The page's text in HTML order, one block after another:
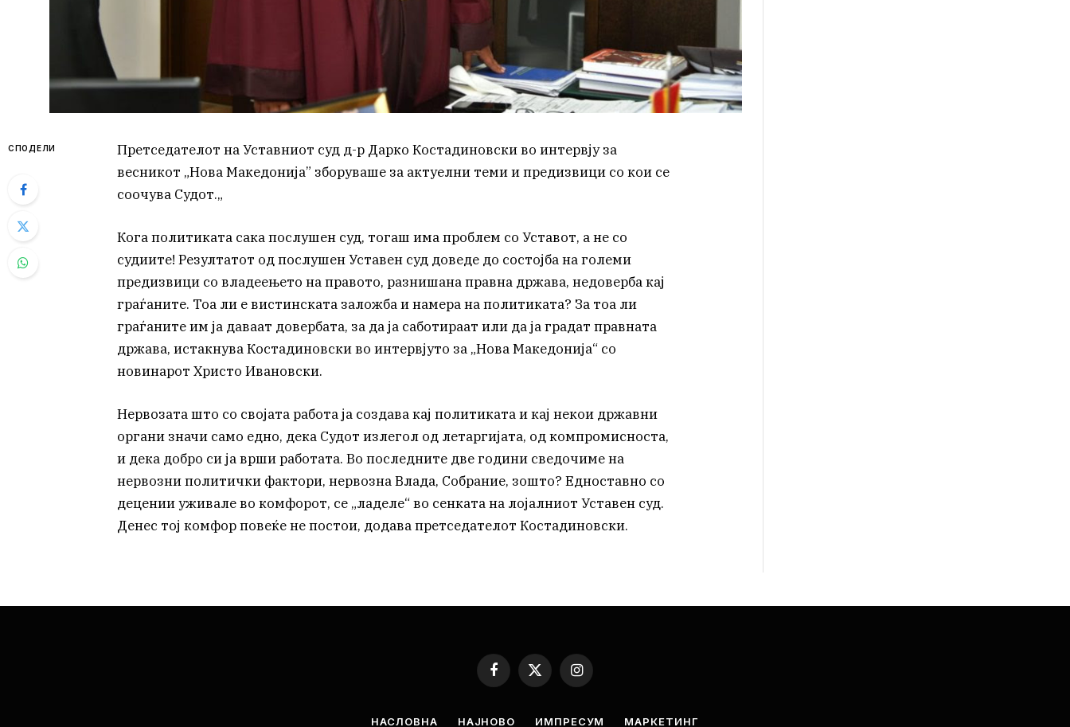
СПОДЕЛИ
Претседателот на Уставниот суд д-р Дарко Костадиновски во интервју за
весникот „Нова Македонија” зборуваше за актуелни теми и предизвици со кои се
соочува Судот.„
Кога политиката сака послушен суд, тогаш има проблем со Уставот, а не со
судиите! Резултатот од послушен Уставен суд доведе до состојба на големи
предизвици со владеењето на правото, разнишана правна држава, недоверба кај
граѓаните. Тоа ли е вистинската заложба и намера на политиката? За тоа ли
граѓаните им ја даваат довербата, за да ја саботираат или да ја градат правната
држава, истакнува Костадиновски во интервјуто за „Нова Македонија“ со
новинарот Христо Ивановски.
Нервозата што со својата работа ја создава кај политиката и кај некои државни
органи значи само едно, дека Судот излегол од летаргијата, од компромисноста,
и дека добро си ја врши работата. Во последните две години сведочиме на
нервозни политички фактори, нервозна Влада, Собрание, зошто? Едноставно со
децении уживале во комфорот, се „ладеле“ во сенката на лојалниот Уставен суд.
Денес тој комфор повеќе не постои, додава претседателот Костадиновски.
Facebook
X
(Twitter)
Instagram
НАСЛОВНА НАЈНОВО ИМПРЕСУМ МАРКЕТИНГ